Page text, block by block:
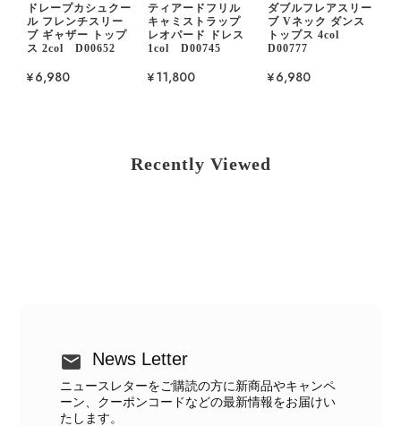
ドレープカシュクー
ル フレンチスリー
ブ ギャザー トップ
ス 2col D00652
¥6,980
ティアードフリル
キャミストラップ
レオパード ドレス
1col D00745
¥11,800
ダブルフレアスリー
ブ Vネック ダンス
トップス 4col
D00777
¥6,980
Recently Viewed
News Letter
ニュースレターをご購読の方に新商品やキャンペ
ーン、クーポンコードなどの最新情報をお届けい
たします。